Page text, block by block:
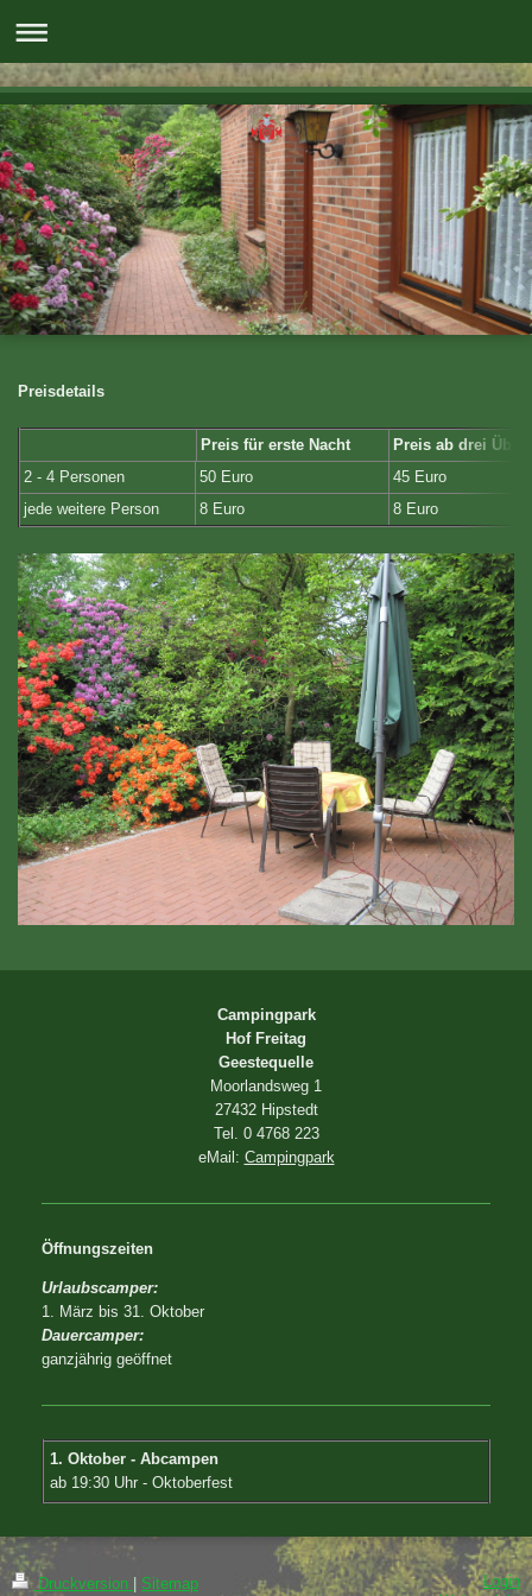
Preisdetails
Preis für erste Nacht
Preis ab drei
2 - 4 Personen
50 Euro
45 Euro
jede weitere Person
8 Euro 8 Euro
Campingpark
Hof Freitag
Geestequelle
Moorlandsweg 1
27432 Hipstedt
Tel. 0 4768 223
eMail: Campingpark
Öffnungszeiten
Urlaubscamper:
1. März bis 31. Oktober
Dauercamper:
ganzjährig geöffnet
1. Oktober - Abcampen
ab 19:30 Uhr - Oktoberfest
Druckversion
Sitemap
Login